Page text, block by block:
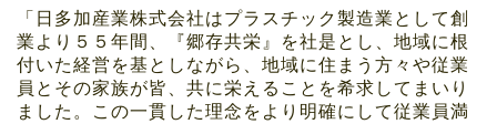
「日多加産業株式会社はプラスチック製造業として創
業より５５年間、『郷存共栄』を社是とし、地域に根
付いた経営を基としながら、地域に住まう方々や従業
員とその家族が皆、共に栄えることを希求してまいり
ました。この一貫した理念をより明確にして従業員満